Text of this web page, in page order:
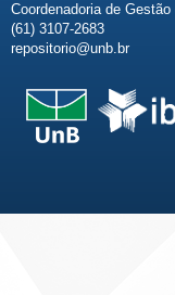
Coordenadoria de
(61) 3107-2683
repositorio@unb.br